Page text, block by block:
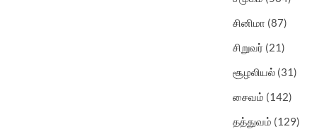
சினிமா (87)
சிறுவர் (21)
சூழலியல் (31)
சைவம் (142)
தத்துவம் (129)